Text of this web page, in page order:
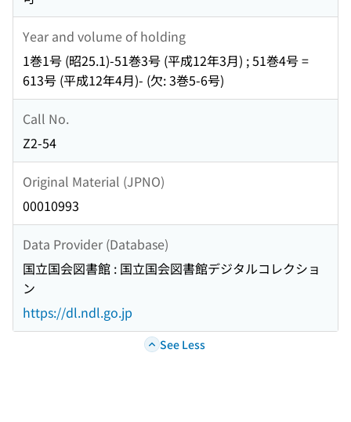
Year and volume of holding
1巻1号 (昭25.1)-51巻3号 (平成12年3月) ; 51巻4号 =
613号 (平成12年4月)- (欠: 3巻5-6号)
Call No.
Z2-54
Original Material (JPNO)
00010993
Data Provider (Database)
国立国会図書館 : 国立国会図書館デジタルコレクショ
ン
https://dl.ndl.go.jp
See Less